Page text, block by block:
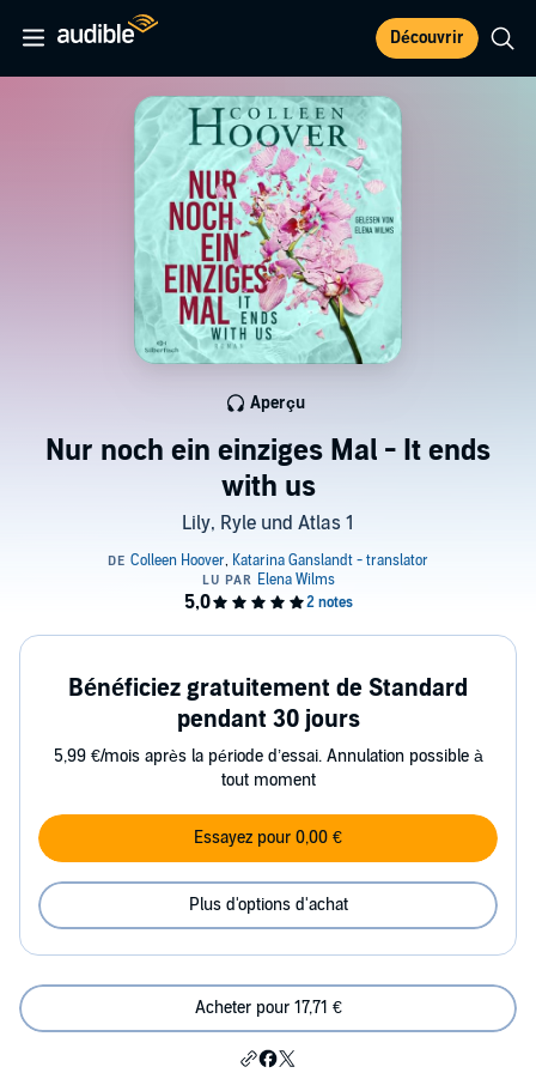
Découvrir
Nur noch ein einziges Mal - It ends
with us
Lily, Ryle und Atlas 1
Aperçu
Bénéficiez gratuitement de Standard
pendant 30 jours
5,99 €/mois après la période d’essai. Annulation possible à
tout moment
Essayez pour 0,00 €
Plus d'options d'achat
Acheter pour 17,71 €